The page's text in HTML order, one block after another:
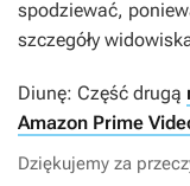
spodziewać,
szczegóły
Diunę: Część drugą
Amazon Prime
Dziękujemy za